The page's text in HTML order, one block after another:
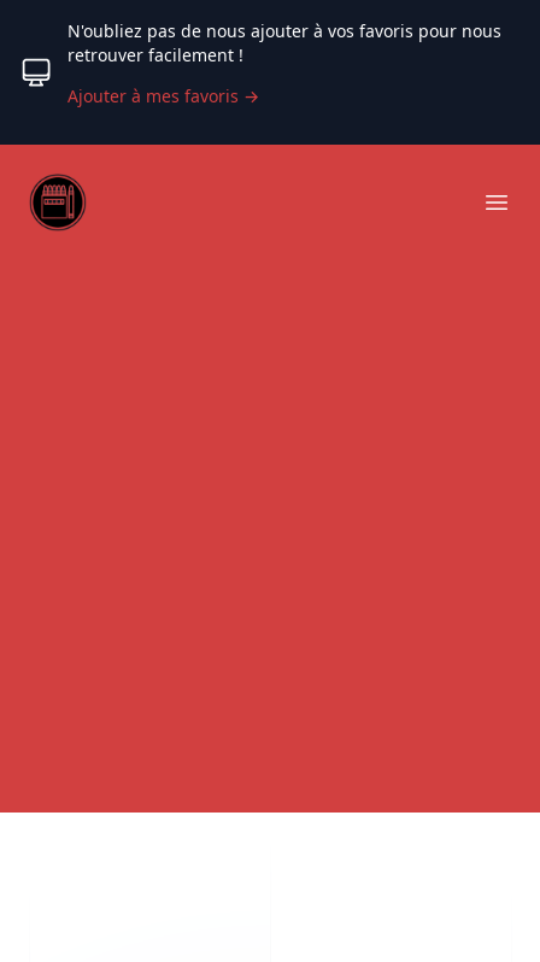
N'oubliez pas de nous ajouter à vos favoris pour nous
retrouver facilement !
Ajouter à mes favoris →
Web coloriage